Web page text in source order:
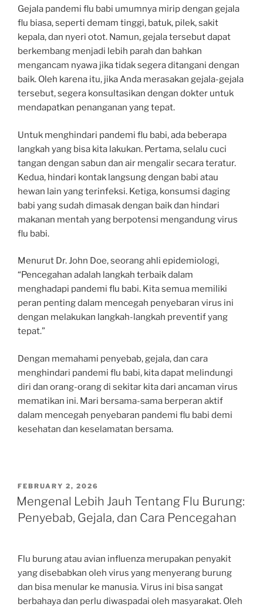
Gejala pandemi flu babi umumnya mirip dengan gejala
flu biasa, seperti demam tinggi, batuk, pilek, sakit
kepala, dan nyeri otot. Namun, gejala tersebut dapat
berkembang menjadi lebih parah dan bahkan
mengancam nyawa jika tidak segera ditangani dengan
baik. Oleh karena itu, jika Anda merasakan gejala-gejala
tersebut, segera konsultasikan dengan dokter untuk
mendapatkan penanganan yang tepat.
Untuk menghindari pandemi flu babi, ada beberapa
langkah yang bisa kita lakukan. Pertama, selalu cuci
tangan dengan sabun dan air mengalir secara teratur.
Kedua, hindari kontak langsung dengan babi atau
hewan lain yang terinfeksi. Ketiga, konsumsi daging
babi yang sudah dimasak dengan baik dan hindari
makanan mentah yang berpotensi mengandung virus
flu babi.
Menurut Dr. John Doe, seorang ahli epidemiologi,
“Pencegahan adalah langkah terbaik dalam
menghadapi pandemi flu babi. Kita semua memiliki
peran penting dalam mencegah penyebaran virus ini
dengan melakukan langkah-langkah preventif yang
tepat.”
Dengan memahami penyebab, gejala, dan cara
menghindari pandemi flu babi, kita dapat melindungi
diri dan orang-orang di sekitar kita dari ancaman virus
mematikan ini. Mari bersama-sama berperan aktif
dalam mencegah penyebaran pandemi flu babi demi
kesehatan dan keselamatan bersama.
POSTED
ON
FEBRUARY 2, 2026
Mengenal Lebih Jauh Tentang Flu Burung:
Penyebab, Gejala, dan Cara Pencegahan
Flu burung atau avian influenza merupakan penyakit
yang disebabkan oleh virus yang menyerang burung
dan bisa menular ke manusia. Virus ini bisa sangat
berbahaya dan perlu diwaspadai oleh masyarakat. Oleh